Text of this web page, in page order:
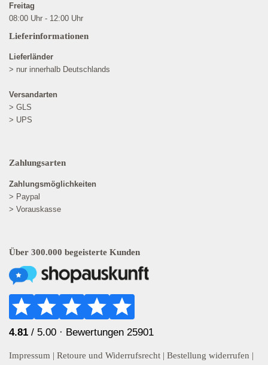
Freitag
08:00 Uhr - 12:00 Uhr
Lieferinformationen
Lieferländer
> nur innerhalb Deutschlands
Versandarten
> GLS
> UPS
Zahlungsarten
Zahlungsmöglichkeiten
> Paypal
> Vorauskasse
Über 300.000 begeisterte Kunden
4.81 / 5.00 · Bewertungen 25901
Impressum | Retoure und Widerrufsrecht | Bestellung widerrufen |